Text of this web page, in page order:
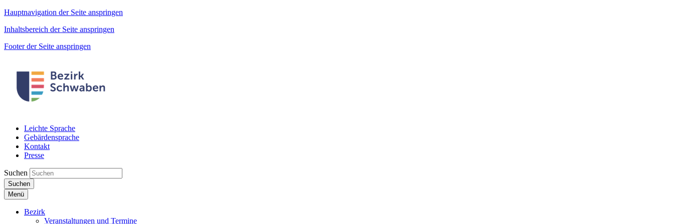
Hauptnavigation der Seite anspringen
Inhaltsbereich der Seite anspringen
Footer der Seite anspringen
Leichte Sprache
Gebärdensprache
Kontakt
Presse
Suchen
Suchen
Menü
Bezirk
Veranstaltungen und Termine